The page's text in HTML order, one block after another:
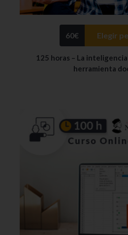
60€ Elegir
125 horas – La
herramienta